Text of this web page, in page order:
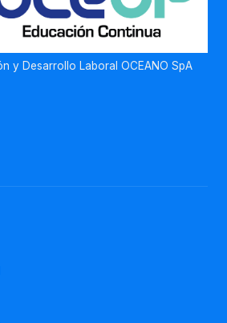
y Desarrollo Laboral OCEANO SpA